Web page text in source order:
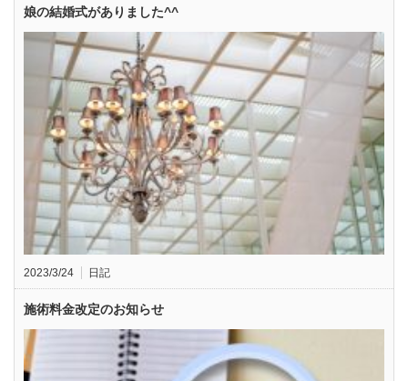
娘の結婚式がありました^^
2023/3/24 日記
施術料金改定のお知らせ